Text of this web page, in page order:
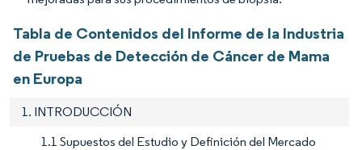
Tabla de Contenidos del Informe de la Industria
de Pruebas de Detección de Cáncer de Mama
en Europa
1. INTRODUCCIÓN
1.1 Supuestos del Estudio y Definición del Mercado